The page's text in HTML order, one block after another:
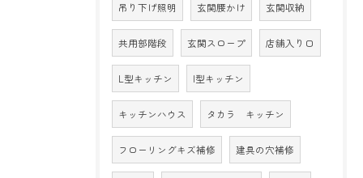
吊り下げ照明 玄関腰かけ 玄関収納
共用部階段 玄関スロープ 店舗入り口
L型キッチン I型キッチン
キッチンハウス タカラ キッチン
フローリングキズ補修 建具の穴補修